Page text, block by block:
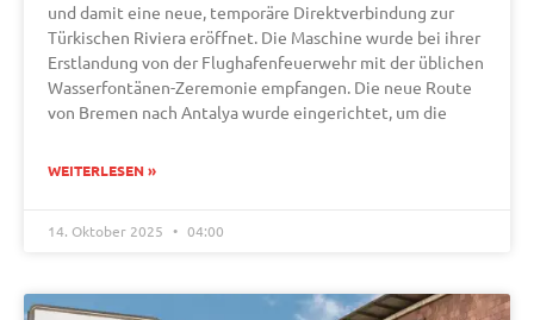
und damit eine neue, temporäre Direktverbindung zur
Türkischen Riviera eröffnet. Die Maschine wurde bei ihrer
Erstlandung von der Flughafenfeuerwehr mit der üblichen
Wasserfontänen-Zeremonie empfangen. Die neue Route
von Bremen nach Antalya wurde eingerichtet, um die
WEITERLESEN »
14. Oktober 2025 04:00